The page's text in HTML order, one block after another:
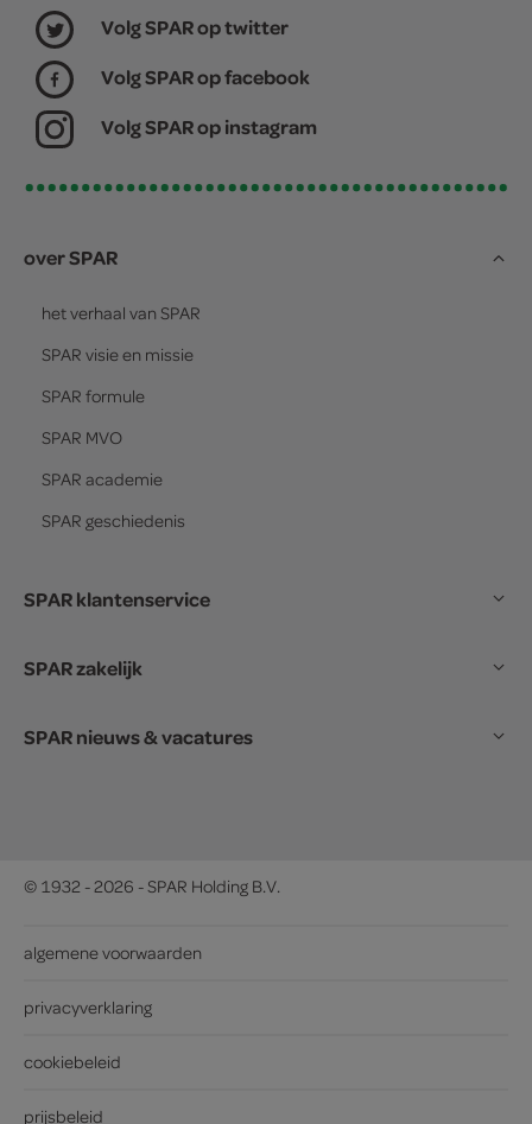
Volg SPAR op twitter
Volg SPAR op facebook
Volg SPAR op instagram
over SPAR
het verhaal van SPAR
SPAR visie en missie
SPAR formule
SPAR MVO
SPAR academie
SPAR geschiedenis
SPAR klantenservice
SPAR zakelijk
SPAR nieuws & vacatures
© 1932 - 2026 - SPAR Holding B.V.
algemene voorwaarden
privacyverklaring
cookiebeleid
prijsbeleid